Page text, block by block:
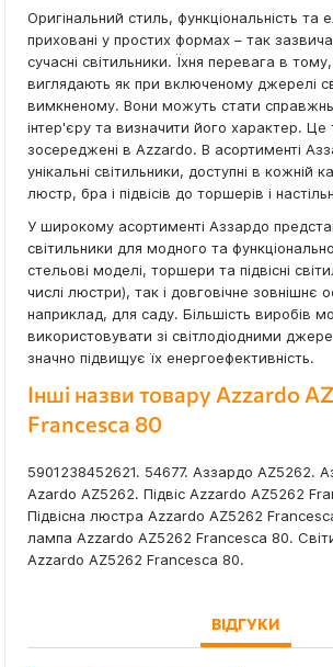
Оригінальний стиль, функціональність та
приховані у простих формах – так
сучасні світильники. Їхня перевага в
виглядають як при включеному джерелі
вимкненому. Вони можуть стати
інтер'єру та визначити його характер.
зосереджені в Azzardo. В асортименті
унікальні світильники, доступні в кожній
люстр, бра і підвісів до торшерів і
У широкому асортименті Аззардо
світильники для модного та
стельові моделі, торшери та підвісні
числі люстри), так і довговічне зовнішнє
наприклад, для саду. Більшість виробів
використовувати зі світлодіодними
значно підвищує їх енергоефективність.
Інші назви товару Azzardo
Francesca 80
5901238452621. 54677. Аззардо AZ5262.
Azardo AZ5262. Підвіс Azzardo AZ5262
Підвісна люстра Azzardo AZ5262
лампа Azzardo AZ5262 Francesca 80.
Azzardo AZ5262 Francesca 80.
ВІДГУКИ